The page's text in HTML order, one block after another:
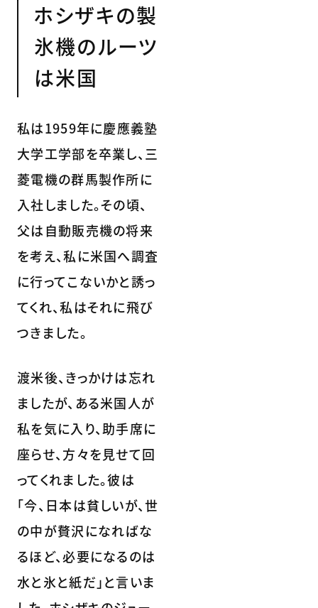
ホシザキの製
氷機のルーツ
は米国
私は1959年に慶應義塾
大学工学部を卒業し、三
菱電機の群馬製作所に
入社しました。その頃、
父は自動販売機の将来
を考え、私に米国へ調査
に行ってこないかと誘っ
てくれ、私はそれに飛び
つきました。
渡米後、きっかけは忘れ
ましたが、ある米国人が
私を気に入り、助手席に
座らせ、方々を見せて回
ってくれました。彼は
「今、日本は貧しいが、世
の中が贅沢になればな
るほど、必要になるのは
水と氷と紙だ」と言いま